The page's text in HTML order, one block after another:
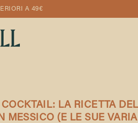
A 49€
LA RICETTA
MESSICO (E LE SUE